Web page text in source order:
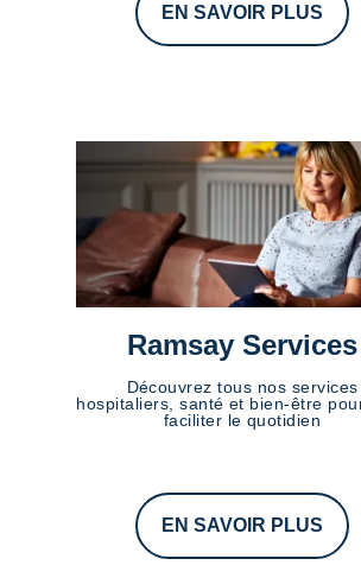
EN SAVOIR PLUS
Ramsay Services
Découvrez tous nos services
hospitaliers, santé et bien-être
faciliter le quotidien
EN SAVOIR PLUS